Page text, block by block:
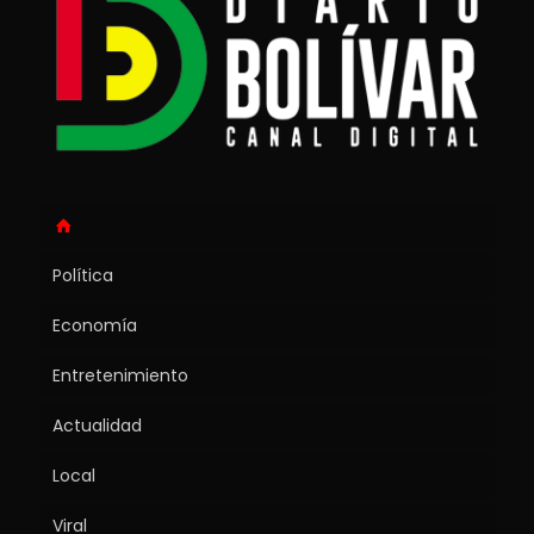
Política
Economía
Entretenimiento
Actualidad
Local
Viral